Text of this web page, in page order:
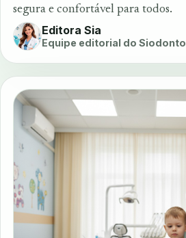
segura e confortável para todos.
Editora Sia
Equipe editorial do Siodonto